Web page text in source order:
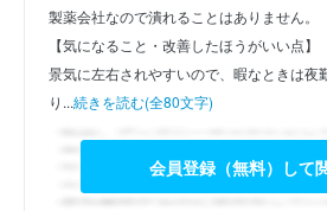
製薬会社なので潰れることはありません。
【気になること・改善したほうがいい点】
景気に左右されやすいので、暇なときは夜
り...続きを読む(全80文字)
会員登録（無料）して